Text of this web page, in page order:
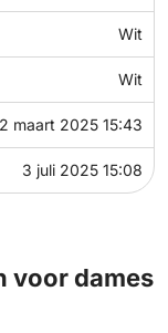
Wit
Wit
maart 2025 15:43
3 juli 2025 15:08
voor dames